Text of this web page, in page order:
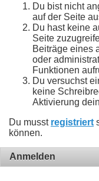
Du bist nicht
auf der Seite
Du hast keine
Seite
Beiträge eines
oder
Funktionen
Du versuchst
keine
Aktivierung
Du musst registriert
können.
Anmelden